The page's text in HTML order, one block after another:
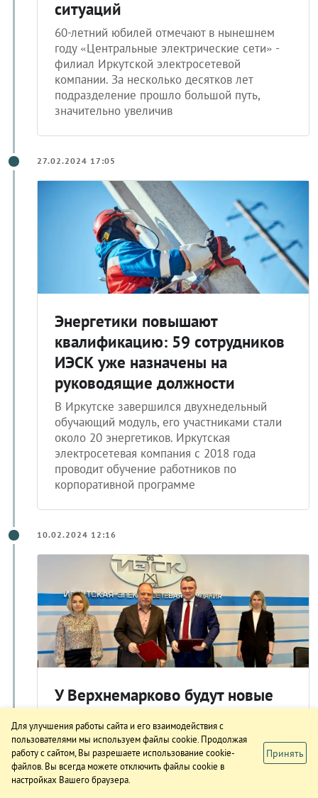
ситуаций
60-летний юбилей отмечают в нынешнем
году «Центральные электрические сети» -
филиал Иркутской электросетевой
компании. За несколько десятков лет
подразделение прошло большой путь,
значительно увеличив
27.02.2024 17:05
Энергетики повышают
квалификацию: 59 сотрудников
ИЭСК уже назначены на
руководящие должности
В Иркутске завершился двухнедельный
обучающий модуль, его участниками стали
около 20 энергетиков. Иркутская
электросетевая компания с 2018 года
проводит обучение работников по
корпоративной программе
10.02.2024 12:16
У Верхнемарково будут новые
соглашению ИЭСК и Усть-
Кутского района
Долгожданное событие для жителей
Для улучшения работы сайта и его взаимодействия с
пользователями мы используем файлы cookie. Продолжая
работу с сайтом, Вы разрешаете использование cookie-
файлов. Вы всегда можете отключить файлы cookie в
настройках Вашего браузера.
Принять